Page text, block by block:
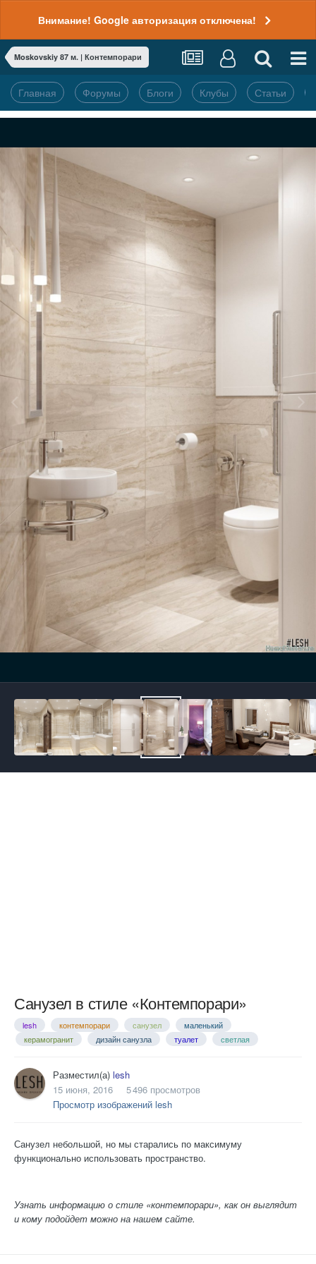
Внимание! Google авторизация отключена!
Moskovskiy 87 м. | Контемпорари
Главная Форумы Блоги Клубы Статьи
Санузел в стиле «Контемпорари»
lesh контемпорари санузел
маленький
керамогранит
дизайн санузла туалет светлая
Разместил(а) lesh
15 июня, 2016
5 496 просмотров
Просмотр изображений lesh
Санузел небольшой, но мы старались по максимуму
функционально использовать пространство.
Узнать информацию о стиле «контемпорари», как он выглядит
и кому подойдет можно на нашем сайте.